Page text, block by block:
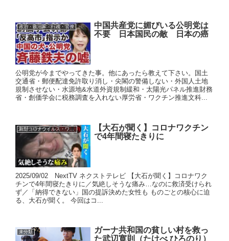
政治・政治家・行政・官僚
中国共産党に媚びいる公明党は
不要 日本国民の敵 日本の癌
公明党が今までやってきた事。他にあったら教えて下さい。国土
交通省・郵便配達免許取り消し・尖閣の警備しない・外国人土地
規制させない・水源地&水道外資規制緩和・太陽光パネル推進財務
省・創価学会に税務調査を入れない厚労省・ワクチン推進文科...
新型コロナウイルス・ワクチン
【大石が聞く】コロナワクチン
で4年間寝たきりに
2025/09/02 NextTV ネクストテレビ 【大石が聞く】コロナワク
チンで4年間寝たきりに／気絶しそうな痛み…なのに救済受けられ
ず／「納得できない」国の提訴決めた女性も ものごとの核心に迫
る、大石が聞く。 今回はコ...
未分類
ガーナ共和国の貧しい村を救っ
た武辺寛則（たけべ ひろのり）